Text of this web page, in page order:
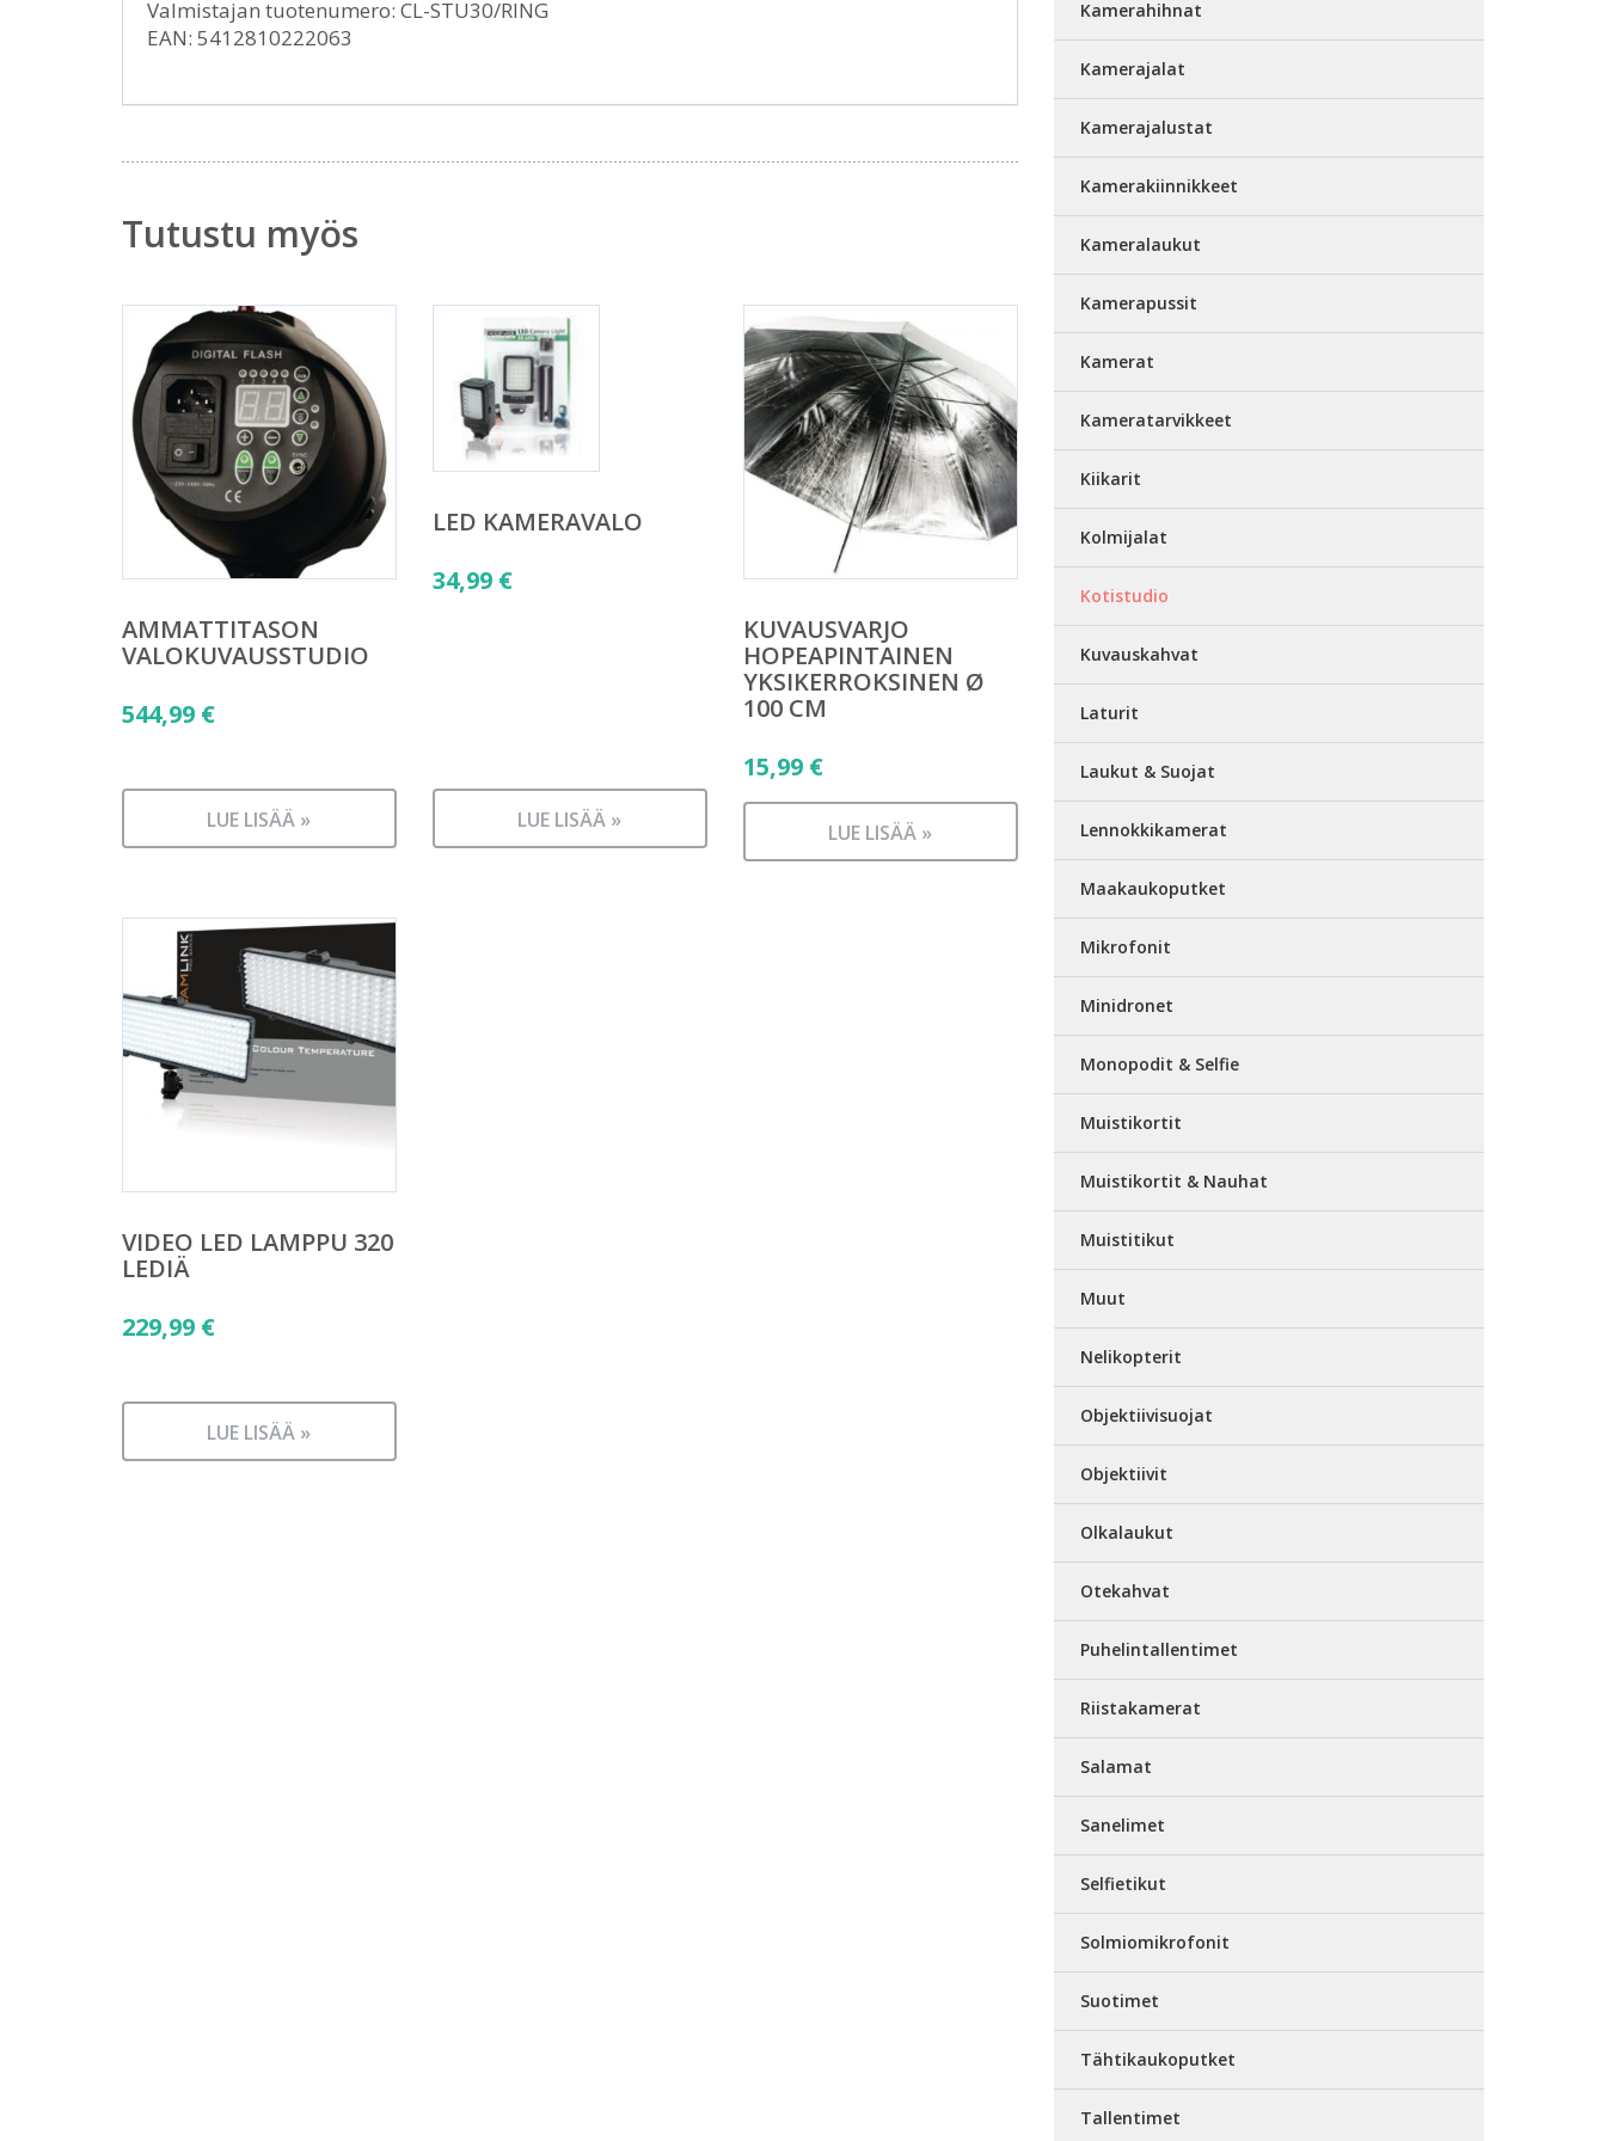
Valmistajan tuotenumero: CL-STU30/RING
EAN: 5412810222063
Tutustu myös
AMMATTITASON
VALOKUVAUSSTUDIO
544,99 €
LUE LISÄÄ »
LED KAMERAVALO
34,99 €
LUE LISÄÄ »
KUVAUSVARJO
HOPEAPINTAINEN
YKSIKERROKSINEN Ø
100 CM
15,99 €
LUE LISÄÄ »
VIDEO LED LAMPPU 320
LEDIÄ
229,99 €
LUE LISÄÄ »
Kamerahihnat
Kamerajalat
Kamerajalustat
Kamerakiinnikkeet
Kameralaukut
Kamerapussit
Kamerat
Kameratarvikkeet
Kiikarit
Kolmijalat
Kotistudio
Kuvauskahvat
Laturit
Laukut & Suojat
Lennokkikamerat
Maakaukoputket
Mikrofonit
Minidronet
Monopodit & Selfie
Muistikortit
Muistikortit & Nauhat
Muistitikut
Muut
Nelikopterit
Objektiivisuojat
Objektiivit
Olkalaukut
Otekahvat
Puhelintallentimet
Riistakamerat
Salamat
Sanelimet
Selfietikut
Solmiomikrofonit
Suotimet
Tähtikaukoputket
Tallentimet